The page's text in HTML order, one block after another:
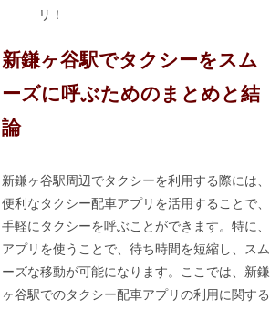
リ！
新鎌ヶ谷駅でタクシーをスム
ーズに呼ぶためのまとめと結
論
新鎌ヶ谷駅周辺でタクシーを利用する際には、
便利なタクシー配車アプリを活用することで、
手軽にタクシーを呼ぶことができます。特に、
アプリを使うことで、待ち時間を短縮し、スム
ーズな移動が可能になります。ここでは、新鎌
ヶ谷駅でのタクシー配車アプリの利用に関する